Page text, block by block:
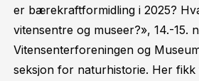
er bærekraftformidling i 2025?
vitensentre og museer?», 14.-15.
Vitensenterforeningen og
seksjon for naturhistorie. Her